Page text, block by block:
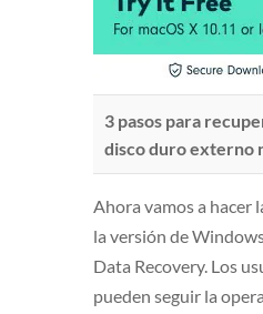
3 pasos para
disco duro externo
Ahora vamos a hacer
la versión de
Data Recovery. Los
pueden seguir la